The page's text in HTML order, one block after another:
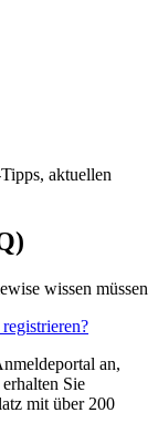
aktuellen
wissen müssen
an,
Sie
mit über 200